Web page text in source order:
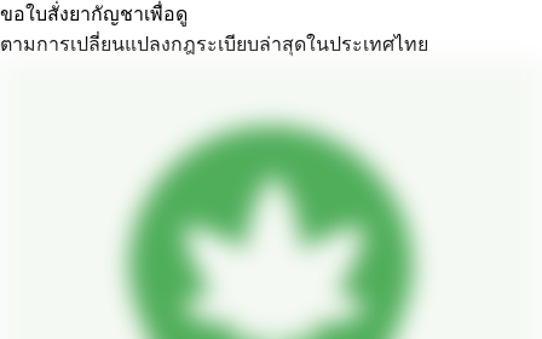
ขอใบสั่งยากัญชาเพื่อดู
ตามการเปลี่ยนแปลงกฎระเบียบล่าสุดในประเทศไทย